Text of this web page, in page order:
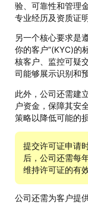
验、可靠性和管理
专业经历及资质证
另一个核心要求是
你的客户”(KYC)的
核客户、监控可疑
司能够展示识别和
此外，公司还需建
户资金，保障其安
策略以降低可能的
提交许可证申请
后，公司还需每
维持许可证的有效
公司还需为客户提